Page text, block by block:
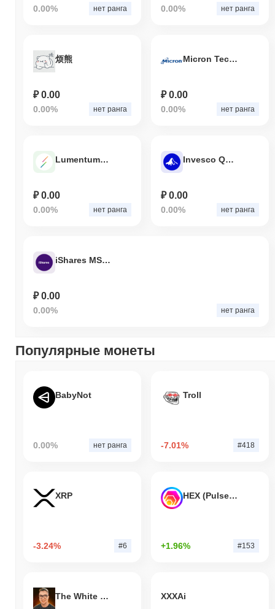
0.00% нет ранга 0.00% нет ранга
烦熊
₽ 0.00
0.00% нет ранга
Micron Technology Tokenized Stock - Reality
₽ 0.00
0.00% нет ранга
Lumentum Tokenized Stock - Reality
₽ 0.00
0.00% нет ранга
Invesco QQQ Tokenized Stock (Reality)
₽ 0.00
0.00% нет ранга
iShares MSCI South Korea ETF Tokenized Stock (Reality)
₽ 0.00
0.00% нет ранга
Популярные монеты
BabyNot
0.00% нет ранга
Troll
-7.01% #418
XRP
-3.24% #6
HEX (Pulsechain)
+1.96% #153
The White Bull XXXAi